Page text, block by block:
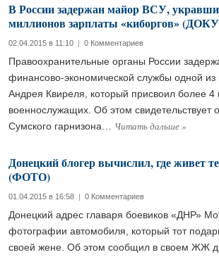
В России задержан майор ВСУ,
миллионов зарплаты «киборгов»
02.04.2015 в 11:10 | 0 Комментариев
Правоохранительные органы России
финансово-экономической службы одной из
Андрея Квиреля, который присвоил более 4
военнослужащих. Об этом свидетельствует
Сумского гарнизона… Читать дальше»
Донецкий блогер вычислил, где живет
(ФОТО)
01.04.2015 в 16:58 | 0 Комментариев
Донецкий адрес главаря боевиков «ДНР»
фотографии автомобиля, который тот
своей жене. Об этом сообщил в своем ЖЖ